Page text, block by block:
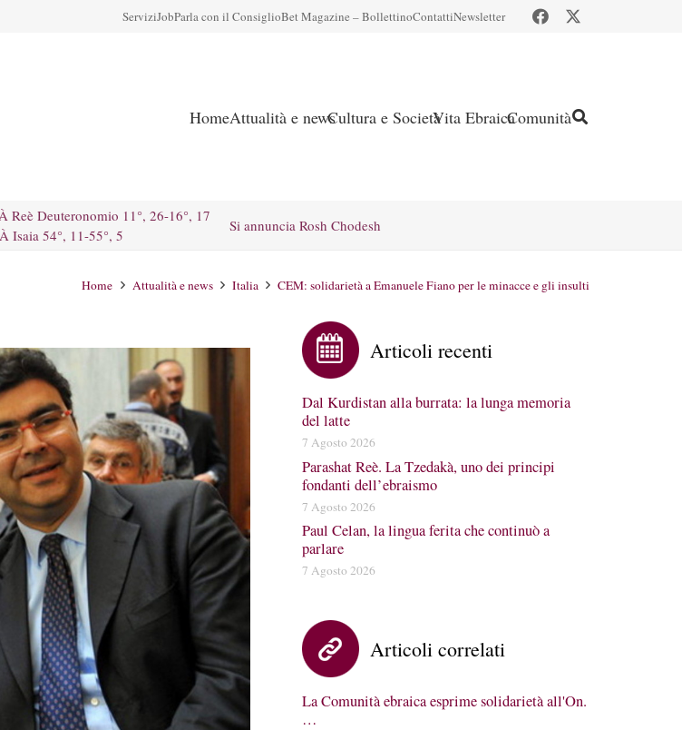
ServiziJobParla con il ConsiglioBet Magazine – BollettinoContattiNewsletter
HomeAttualità e newsCultura e SocietàVita EbraicaComunità
Reè Deuteronomio 11°, 26-16°, 17
Isaia 54°, 11-55°, 5
Si annuncia Rosh Chodesh
Home Attualità e news Italia CEM: solidarietà a Emanuele Fiano per le minacce e gli insulti
Articoli recenti
Dal Kurdistan alla burrata: la lunga memoria
del latte
7 Agosto 2026
Parashat Reè. La Tzedakà, uno dei principi
fondanti dell’ebraismo
7 Agosto 2026
Paul Celan, la lingua ferita che continuò a
parlare
7 Agosto 2026
Articoli correlati
La Comunità ebraica esprime solidarietà all'On.
…